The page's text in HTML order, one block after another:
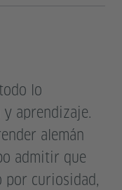
lo
y aprendizaje.
alemán
admitir que
por curiosidad,